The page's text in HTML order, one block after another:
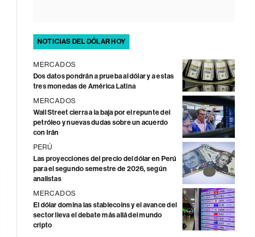
NOTICIAS DEL DÓLAR HOY
MERCADOS
Dos datos pondrán a prueba al dólar y a estas
tres monedas de América Latina
MERCADOS
Wall Street cierra a la baja por el repunte del
petróleo y nuevas dudas sobre un acuerdo
con Irán
PERÚ
Las proyecciones del precio del dólar en Perú
para el segundo semestre de 2026, según
analistas
MERCADOS
El dólar domina las stablecoins y el avance del
sector lleva el debate más allá del mundo
cripto